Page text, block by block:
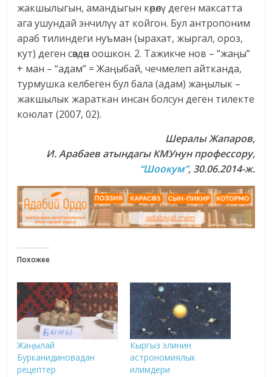
жакшылыгын, амандыгын көрөлү деген максатта
ага ушундай энчилүү ат койгон. Бул антропоним
араб тилиндеги нуъман (ырахат, жыргал, ороз,
кут) деген сөздөн оошкон. 2. Тажикче нов – “жаңы”
+ ман – “адам” = Жаңыбай, чечмелеп айтканда,
турмушка келбеген бул бала (адам) жаңылык –
жакшылык жараткан инсан болсун деген тилекте
коюлат (2007, 02).
Шералы Жапаров,
И. Арабаев атындагы КМУнун профессору,
“Шоокум”, 30.06.2014-ж.
Похожее
Жаңылай
Бурканидиновадан
рецептер
Кыргыз элинин
астрономиялык
илимдери